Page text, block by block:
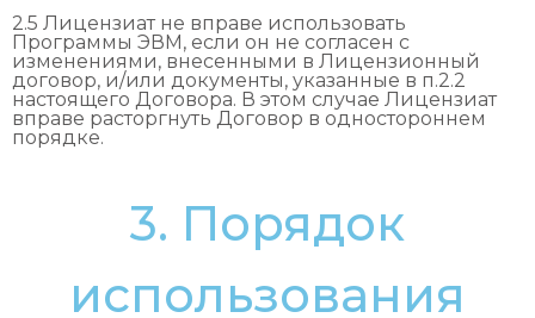
2.5 Лицензиат не вправе использовать
Программы ЭВМ, если он не согласен с
изменениями, внесенными в Лицензионный
договор, и/или документы, указанные в п.2.2
настоящего Договора. В этом случае Лицензиат
вправе расторгнуть Договор в одностороннем
порядке.
3. Порядок
использования